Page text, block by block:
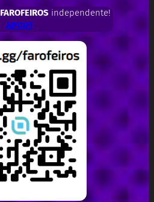
FAROFEIROSindependente!
APOIE!